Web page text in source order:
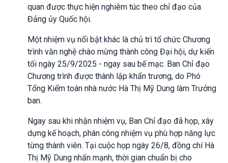
quan được thực hiện nghiêm túc theo chỉ đạo của
Đảng ủy Quốc hội.
Một nhiệm vụ nổi bật khác là chủ trì tổ chức Chương
trình văn nghệ chào mừng thành công Đại hội, dự kiến
tối ngày 25/9/2025 - ngay sau bế mạc. Ban Chỉ đạo
Chương trình được thành lập khẩn trương, do Phó
Tổng Kiểm toán nhà nước Hà Thị Mỹ Dung làm Trưởng
ban.
Ngay sau khi nhận nhiệm vụ, Ban Chỉ đạo đã họp, xây
dựng kế hoạch, phân công nhiệm vụ phù hợp năng lực
từng thành viên. Tại cuộc họp ngày 26/8, đồng chí Hà
Thị Mỹ Dung nhấn mạnh, thời gian chuẩn bị cho